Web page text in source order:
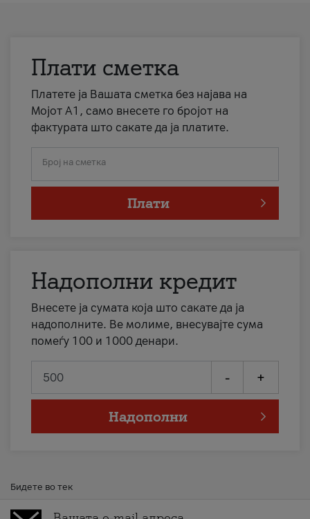
Плати сметка
Платете ја Вашата сметка без најава на
Мојот А1, само внесете го бројот на
фактурата што сакате да ја платите.
Број на сметка
Плати
Надополни кредит
Внесете ја сумата која што сакате да ја
надополните. Ве молиме, внесувајте сума
помеѓу 100 и 1000 денари.
- +
Надополни
Бидете во тек